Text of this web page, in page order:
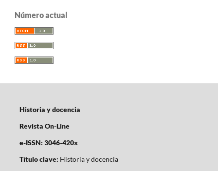
Número actual
Historia y docencia
Revista On-Line
e-ISSN: 3046-420x
Título clave: Historia y docencia